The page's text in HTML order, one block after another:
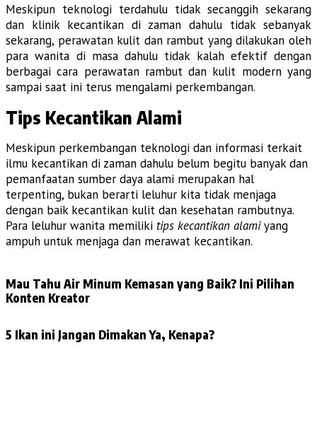
Meskipun teknologi terdahulu tidak secanggih sekarang
dan klinik kecantikan di zaman dahulu tidak sebanyak
sekarang, perawatan kulit dan rambut yang dilakukan oleh
para wanita di masa dahulu tidak kalah efektif dengan
berbagai cara perawatan rambut dan kulit modern yang
sampai saat ini terus mengalami perkembangan.
Tips Kecantikan Alami
Meskipun perkembangan teknologi dan informasi terkait
ilmu kecantikan di zaman dahulu belum begitu banyak dan
pemanfaatan sumber daya alami merupakan hal
terpenting, bukan berarti leluhur kita tidak menjaga
dengan baik kecantikan kulit dan kesehatan rambutnya.
Para leluhur wanita memiliki tips kecantikan alamiyang
ampuh untuk menjaga dan merawat kecantikan.
Mau Tahu Air Minum Kemasan yang Baik? Ini Pilihan
Konten Kreator
5 Ikan ini Jangan Dimakan Ya, Kenapa?